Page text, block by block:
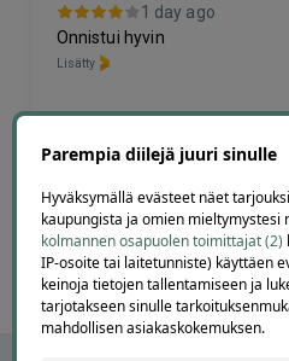
1 day ago
Onnistui hyvin
Lisätty
PageParempia diilejä juuri sinulle
Hyväksymällä evästeet näet
kaupungista ja omien mieltymystesi
kolmannen osapuolen toimittajat (2)
IP-osoite tai laitetunniste) käyttäen
keinoja tietojen tallentamiseen ja
tarjotakseen sinulle
mahdollisen asiakaskokemuksen.